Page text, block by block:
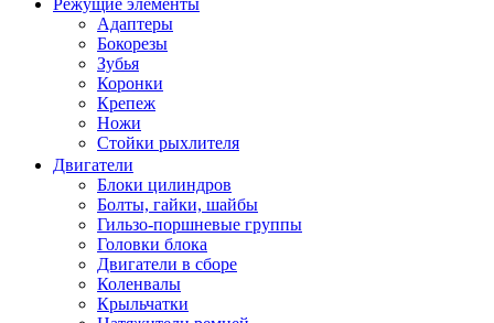
Режущие элементы
Адаптеры
Бокорезы
Зубья
Коронки
Крепеж
Ножи
Стойки рыхлителя
Двигатели
Блоки цилиндров
Болты, гайки, шайбы
Гильзо-поршневые группы
Головки блока
Двигатели в сборе
Коленвалы
Крыльчатки